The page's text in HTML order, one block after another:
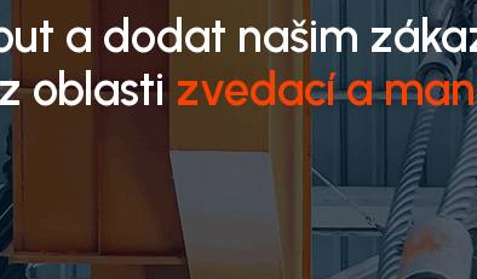
a dodat našim
oblastizvedací a